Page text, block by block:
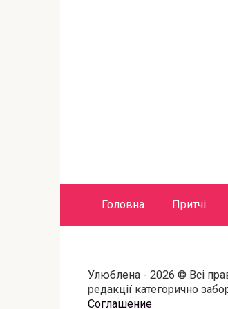
Головна Притчі
Улюблена - 2026 © Всі
редакції категорично
Соглашение